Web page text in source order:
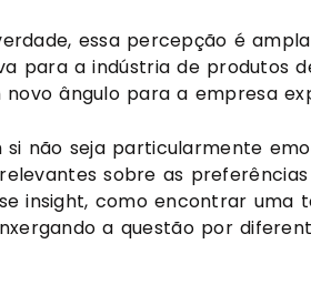
essa percepção é
para a indústria de produtos
ângulo para a empresa
não seja particularmente
sobre as
insight, como encontrar uma
a questão por